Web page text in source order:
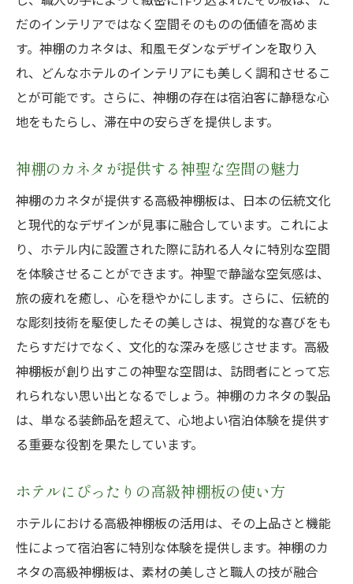
高級神棚板の木材選びがもたらす優雅な空
間
埼玉県の木材で実現するホテルの上質な空
気感
神棚のカネタが選ぶ木材の秘密
埼玉の自然と調和する神棚板の魅力
特別な空間を
熟練職人が手掛ける神棚板の精緻な魅力
デザインに込められた職人技の粋
神棚のカネタで演出する非日常的な空間
ホテルに相応しい神棚板の美しいデザイン
職人の技が光る神棚板が作るホテルの魅力
神棚のカネタで特別な空間を実現する方法
神棚がもたらす静穏と格式で旅の疲れを癒すホ
テルステイ
神棚の静穏効果で心身をリフレッシュ
格式高い神棚板が癒しの空間を提供
神棚板で実現する心穏やかなホテルステイ
静穏な空間で旅の疲れを癒す理由
だのインテリアではなく空間そのものの価値を高めま
す。神棚のカネタは、和風モダンなデザインを取り入
れ、どんなホテルのインテリアにも美しく調和させるこ
とが可能です。さらに、神棚の存在は宿泊客に静穏な心
地をもたらし、滞在中の安らぎを提供します。
神棚のカネタが提供する神聖な空間の魅力
神棚のカネタが提供する高級神棚板は、日本の伝統文化
と現代的なデザインが見事に融合しています。これによ
り、ホテル内に設置された際に訪れる人々に特別な空間
を体験させることができます。神聖で静謐な空気感は、
旅の疲れを癒し、心を穏やかにします。さらに、伝統的
な彫刻技術を駆使したその美しさは、視覚的な喜びをも
たらすだけでなく、文化的な深みを感じさせます。高級
神棚板が創り出すこの神聖な空間は、訪問者にとって忘
れられない思い出となるでしょう。神棚のカネタの製品
は、単なる装飾品を超えて、心地よい宿泊体験を提供す
る重要な役割を果たしています。
ホテルにぴったりの高級神棚板の使い方
ホテルにおける高級神棚板の活用は、その上品さと機能
性によって宿泊客に特別な体験を提供します。神棚のカ
ネタの高級神棚板は、素材の美しさと職人の技が融合